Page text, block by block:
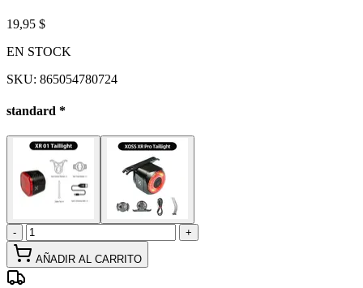
19,95 $
EN STOCK
SKU: 865054780724
standard *
- +
AÑADIR AL CARRITO